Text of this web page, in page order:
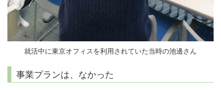
就活中に東京オフィスを利用されていた当時の池邊さん
事業プランは、なかった